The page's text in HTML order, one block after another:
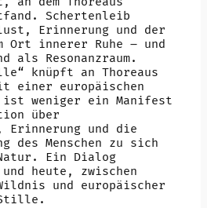
Schertenleib
Erinnerung und der
Ort innerer Ruhe – und
als Resonanzraum.
knüpft an Thoreaus
einer europäischen
ist weniger ein Manifest
über
Erinnerung und die
des Menschen zu sich
Ein Dialog
heute, zwischen
und europäischer
Stille.